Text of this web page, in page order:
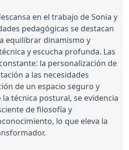
en el trabajo de Sonia y
pedagógicas se destacan
equilibrar dinamismo y
y escucha profunda. Las
la personalización de
a las necesidades
de un espacio seguro y
la técnica postural, se evidencia
de filosofía y
lo que eleva la